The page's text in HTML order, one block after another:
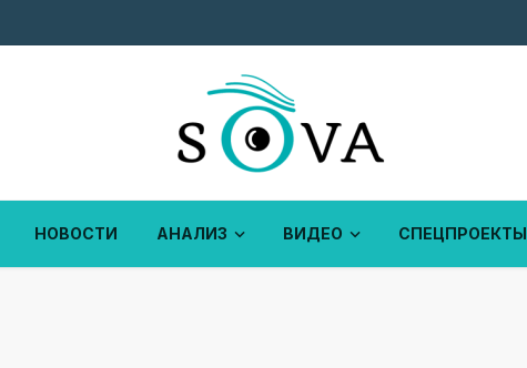
НОВОСТИ АНАЛИЗ ВИДЕО СПЕЦПРОЕКТЫ